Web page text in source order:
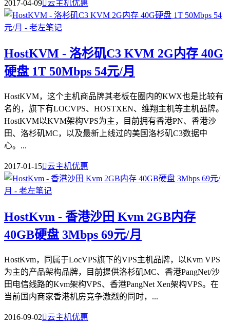
2017-04-09云主机优惠
HostKVM - 洛杉矶C3 KVM 2G内存 40G
硬盘 1T 50Mbps 54元/月
HostKVM，这个主机商品牌其老板在圈内的KWX也是比较有
名的，旗下有LOCVPS、HOSTXEN、维翔主机等主机品牌。
HostKVM以KVM架构VPS为主，目前拥有香港PN、香港沙
田、洛杉矶MC，以及最新上线过的美国洛杉矶C3数据中
心。...
2017-01-15云主机优惠
HostKvm - 香港沙田 Kvm 2GB内存
40GB硬盘 3Mbps 69元/月
HostKvm，同属于LocVPS旗下的VPS主机品牌，以Kvm VPS
为主的产品架构品牌，目前提供洛杉矶MC、香港PangNet/沙
田电信线路的Kvm架构VPS、香港PangNet Xen架构VPS。在
当前国内商家香港机房竞争激烈的同时，...
2016-09-02云主机优惠